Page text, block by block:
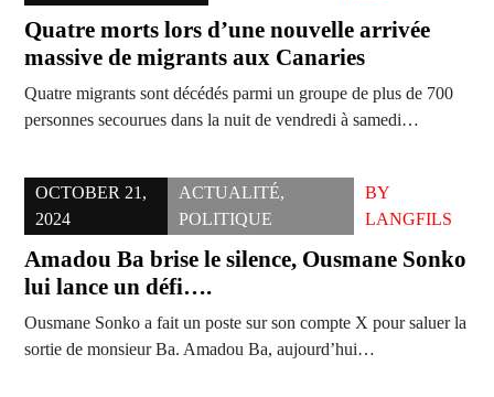
Quatre morts lors d’une nouvelle arrivée
massive de migrants aux Canaries
Quatre migrants sont décédés parmi un groupe de plus de 700
personnes secourues dans la nuit de vendredi à samedi…
OCTOBER 21,
2024
ACTUALITÉ,
POLITIQUE
BY
LANGFILS
Amadou Ba brise le silence, Ousmane Sonko
lui lance un défi….
Ousmane Sonko a fait un poste sur son compte X pour saluer la
sortie de monsieur Ba. Amadou Ba, aujourd’hui…